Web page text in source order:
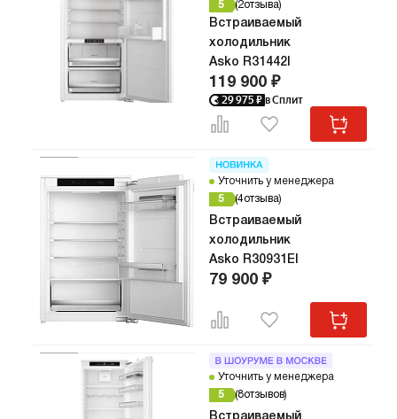
5
2отзыва
Встраиваемый
холодильник
Asko R31442I
119 900 ₽
29 975 ₽ в Сплит
Уточнить у менеджера
5
4отзыва
Встраиваемый
холодильник
Asko R30931EI
79 900 ₽
Уточнить у менеджера
5
8отзывов